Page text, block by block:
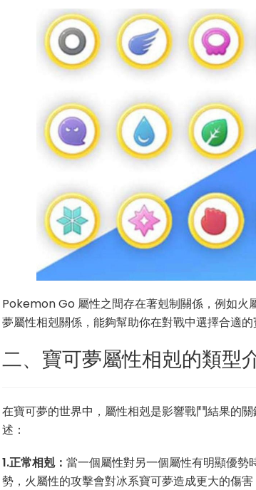
Pokemon Go 屬性之間存在著剋制關係，例如火
夢屬性相剋關係，能夠幫助你在對戰中選擇合適的
二、寶可夢屬性相剋的類型
在寶可夢的世界中，屬性相剋是影響戰鬥結果的
述：
1.正常相剋： 當一個屬性對另一個屬性有明顯優勢
勢，火屬性的攻擊會對冰系寶可夢造成更大的傷害